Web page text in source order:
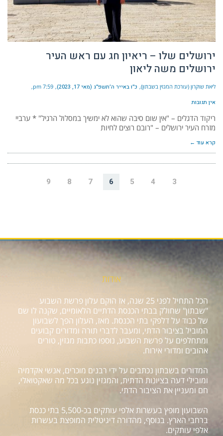
ירושלים שלו – ריאיון חג עם ראש העיר
ירושלים משה ליאון
ליאת שוקרון (עורכת המגזין בשבתון) כ״ו באייר ה׳תשפ״ג (מאי 17, 2023) 7:59 pm
אין תגובות
ריקוד הדגלים – "אין שום סיבה שהוא לא ימשיך במסלול הרגיל" * ערביי
מזרח העיר ירושלים – "רובם רוצים לחיות
קרא עוד ←
3
4
5
6
7
8
9
אודות
הכל התחיל לפני 25 שנה, אז הוקם עלון פרשת השבוע
"שבתון" שחולק בבתי הכנסת הדתיים הלאומיים, שקנה לו שם
של כבוד על דלפקי בתי הכנסת. מאז, העלון הפך לשבועון
המוביל בציבור הדתי, ומעבר לדברי תורה ומדורים קבועים
ומתחלפים על פרשת השבוע, נוספו כתבות מגזין, טורים
אהובים ומדורי אירוח.
המדורים בשבתון נכתבים על ידי רבנים מוכרים, אנשי אקדמיה
ומובילי דעה בציונות הדתית, והמגזין נוגע בכל מה שאקטואלי,
חם ומעניין את הציבור הדתי.
השבועון מופץ בעשרות אלפי עותקים בכ-5,500 בתי כנסת
ברחבי הארץ. בנוסף, מהדורה דיגיטלית המופצת בעשרות
אלפי עותקים.